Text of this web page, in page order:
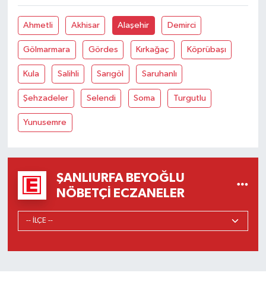
Ahmetli Akhisar Alaşehir Demirci
Gölmarmara Gördes Kırkağaç Köprübaşı
Kula Salihli Sarıgöl Saruhanlı
Şehzadeler Selendi Soma Turgutlu
Yunusemre
ŞANLIURFA BEYOĞLU
NÖBETÇI ECZANELER